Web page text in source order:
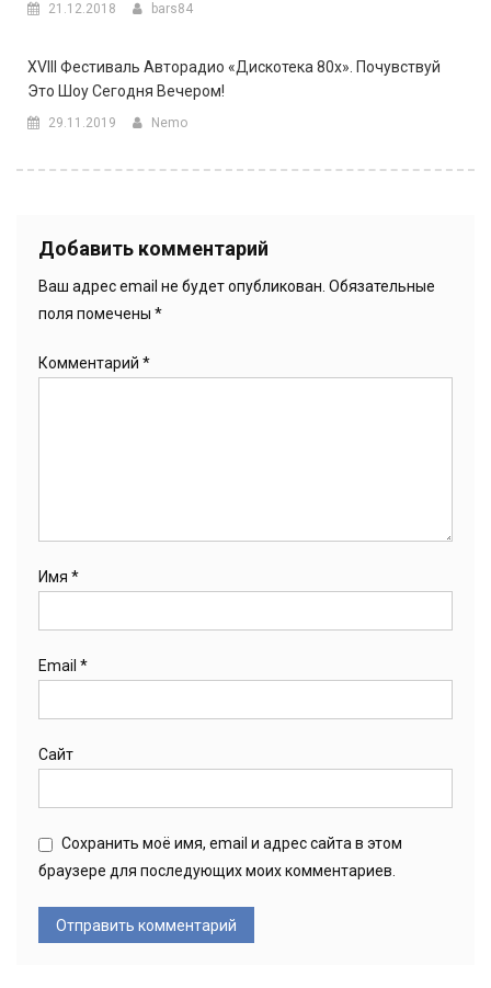
21.12.2018 bars84
XVIII Фестиваль Авторадио «Дискотека 80х». Почувствуй
Это Шоу Сегодня Вечером!
29.11.2019 Nemo
Добавить комментарий
Ваш адрес email не будет опубликован. Обязательные
поля помечены *
Комментарий *
Имя *
Email *
Сайт
Сохранить моё имя, email и адрес сайта в этом
браузере для последующих моих комментариев.